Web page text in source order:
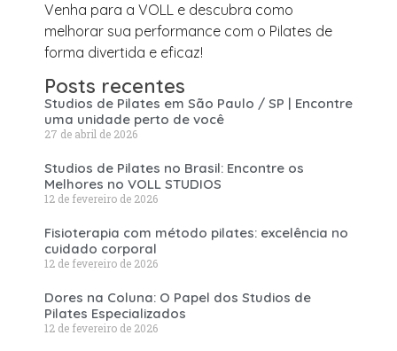
Venha para a VOLL e descubra como
melhorar sua performance com o Pilates de
forma divertida e eficaz!
Posts recentes
Studios de Pilates em São Paulo / SP | Encontre
uma unidade perto de você
27 de abril de 2026
Studios de Pilates no Brasil: Encontre os
Melhores no VOLL STUDIOS
12 de fevereiro de 2026
Fisioterapia com método pilates: excelência no
cuidado corporal
12 de fevereiro de 2026
Dores na Coluna: O Papel dos Studios de
Pilates Especializados
12 de fevereiro de 2026